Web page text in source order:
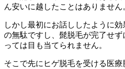
ん安いに越したことはありません
しかし最初にお話ししたように効
の無駄ですし、髭脱毛が完了せず
っては目も当てられません。
そこで先にヒゲ脱毛を受ける医